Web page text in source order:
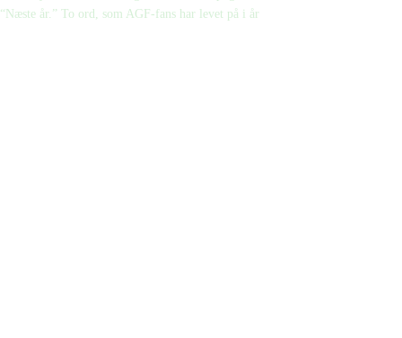
“Næste år.” To ord, som AGF-fans har levet på i år